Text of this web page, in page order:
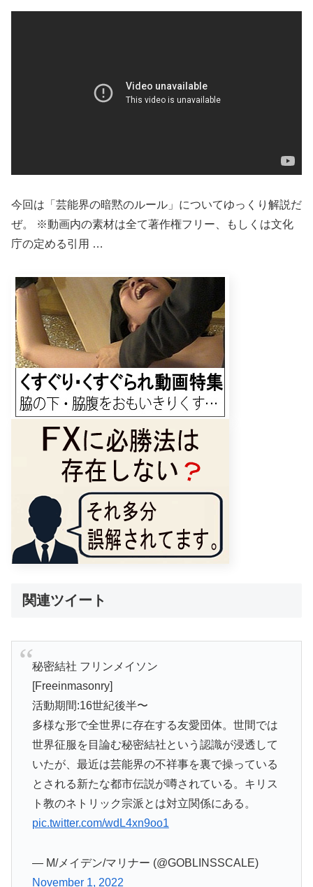
今回は「芸能界の暗黙のルール」についてゆっくり解説だ
ぜ。 ※動画内の素材は全て著作権フリー、もしくは文化
庁の定める引用 …
関連ツイート
秘密結社 フリンメイソン
[Freeinmasonry]
活動期間:16世紀後半〜
多様な形で全世界に存在する友愛団体。世間では
世界征服を目論む秘密結社という認識が浸透して
いたが、最近は芸能界の不祥事を裏で操っている
とされる新たな都市伝説が噂されている。キリス
ト教のネトリック宗派とは対立関係にある。
pic.twitter.com/wdL4xn9oo1
— M/メイデン/マリナー (@GOBLINSSCALE)
November 1, 2022